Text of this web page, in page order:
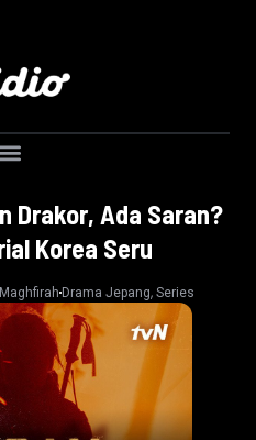
Drakor, Ada Saran?
Korea Seru
Drama Jepang, Series